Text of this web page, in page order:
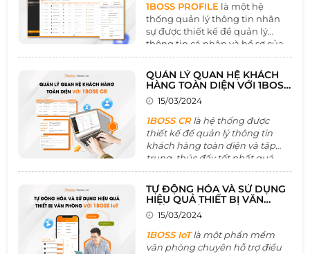
1BOSS PROFILE là một hệ
thống quản lý thông tin nhân
sự được thiết kế đề quản lý
thông tin cá nhân và hồ sơ của
khách hàng một cách tổng thể
và hiệu quả. Công cụ này là một
trong số những nền tảng thúc
đẩy mối quan hệ khách hàng
và marketing doanh nghiệp
phát triển vững chắc, toàn vẹn
QUẢN LÝ QUAN HỆ KHÁCH
HÀNG TOÀN DIỆN VỚI 1BOSS
CR15/03/2024
1BOSS CRlà hệ thống được
thiết kế để quản lý thông tin
khách hàng toàn diện và tập
trung, thúc đẩy tốt nhất quá
trình ký kết hợp đồng. Với các
tính năng về quản lý danh sách
khách hàng , quản lý chiến dịch
tiếp thị,.. giúp doanh nghiệp
tăng cường quan hệ và tương
tác với khách hàng một cách
chuyên nghiệp và hiệu quả.
TỰ ĐỘNG HÓA VÀ SỬ DỤNG
HIỆU QUẢ THIẾT BỊ VĂN
PHÒNG VỚI BOSS IoT
15/03/2024
1BOSS IoTlà một phần mềm
văn phòng chuyên hỗ trợ điều